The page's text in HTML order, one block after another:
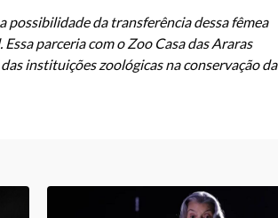
possibilidade da transferência dessa fêmea
parceria com o Zoo Casa das Araras
instituições zoológicas na conservação da